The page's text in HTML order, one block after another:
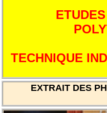
TECHNIQUE
EXTRAIT DES